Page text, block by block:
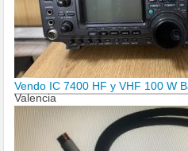
Vendo IC 7400 HF y VHF 100 W
Valencia